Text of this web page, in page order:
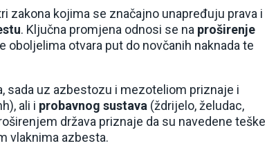
zakona kojima se značajno unapređuju prava i
. Ključna promjena odnosi se na proširenje
oboljelima otvara put do novčanih naknada te
sada uz azbestozu i mezoteliom priznaje i
ali i probavnog sustava (ždrijelo, želudac,
država priznaje da su navedene teške
vlaknima azbesta.